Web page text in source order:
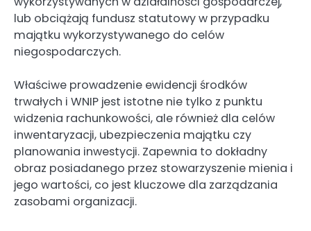
lub obciążają fundusz statutowy w przypadku
majątku wykorzystywanego do celów
niegospodarczych.
Właściwe prowadzenie ewidencji środków
trwałych i WNIP jest istotne nie tylko z punktu
widzenia rachunkowości, ale również dla celów
inwentaryzacji, ubezpieczenia majątku czy
planowania inwestycji. Zapewnia to dokładny
obraz posiadanego przez stowarzyszenie mienia i
jego wartości, co jest kluczowe dla zarządzania
zasobami organizacji.